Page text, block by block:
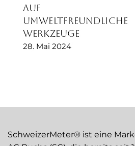
auf
umweltfreundliche
Werkzeuge
28. Mai 2024
SchweizerMeter® ist eine